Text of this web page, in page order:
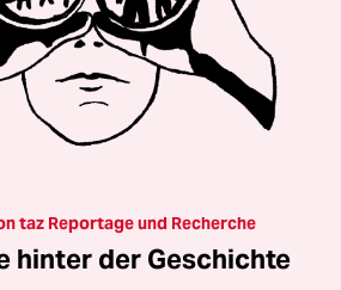
taz Reportage und Recherche
hinter der Geschichte